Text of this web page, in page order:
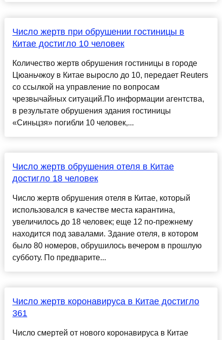
Число жертв при обрушении гостиницы в
Китае достигло 10 человек
Количество жертв обрушения гостиницы в городе
Цюаньчжоу в Китае выросло до 10, передает Reuters
со ссылкой на управление по вопросам
чрезвычайных ситуаций.По информации агентства,
в результате обрушения здания гостиницы
«Синьцзя» погибли 10 человек,...
Число жертв обрушения отеля в Китае
достигло 18 человек
Число жертв обрушения отеля в Китае, который
использовался в качестве места карантина,
увеличилось до 18 человек; еще 12 по-прежнему
находится под завалами. Здание отеля, в котором
было 80 номеров, обрушилось вечером в прошлую
субботу. По предварите...
Число жертв коронавируса в Китае достигло
361
Число смертей от нового коронавируса в Китае